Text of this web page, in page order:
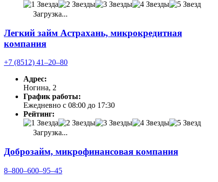
Загрузка...
Легкий займ Астрахань, микрокредитная
компания
+7 (8512) 41‒20‒80
Адрес:
Ногина, 2
График работы:
Ежедневно с 08:00 до 17:30
Рейтинг:
Загрузка...
Доброзайм, микрофинансовая компания
8‒800‒600‒95‒45